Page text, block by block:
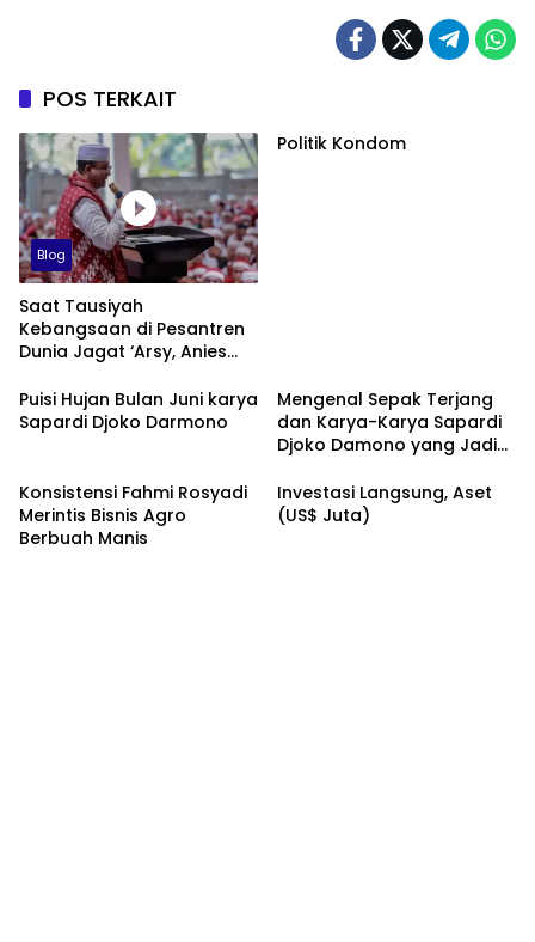
POS TERKAIT
Blog
Saat Tausiyah
Kebangsaan di Pesantren
Dunia Jagat ‘Arsy, Anies
Dukungan dari Abah Aos
Politik Kondom
Puisi Hujan Bulan Juni karya
Sapardi Djoko Darmono
Mengenal Sepak Terjang
dan Karya-Karya Sapardi
Djoko Damono yang Jadi
Konsistensi Fahmi Rosyadi
Merintis Bisnis Agro
Berbuah Manis
Investasi Langsung, Aset
(US$ Juta)